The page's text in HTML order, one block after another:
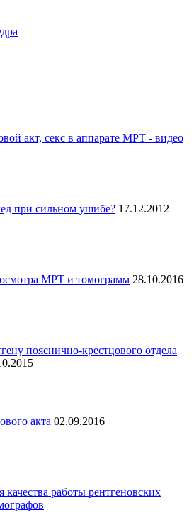
акт, секс в аппарате МРТ - видео
при сильном ушибе? 17.12.2012
МРТ и томограмм 28.10.2016
пояснично-крестцового отдела
акта 02.09.2016
качества работы рентгеновских